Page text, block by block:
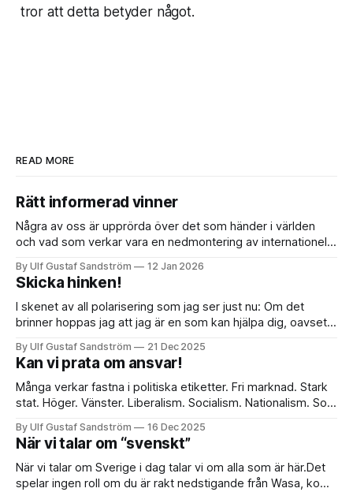
tror att detta betyder något.
READ MORE
Rätt informerad vinner
Några av oss är upprörda över det som händer i världen
och vad som verkar vara en nedmontering av internationell
som monterades för att stabilisera världen efter andra
världskriget. Jag tror att vi behöver tänka om
By Ulf Gustaf Sandström 12 Jan 2026
Skicka hinken!
I skenet av all polarisering som jag ser just nu: Om det
brinner hoppas jag att jag är en som kan hjälpa dig, oavsett
hoppas jag kunna behålla respekt och värdighet i samtalet.
Personligt ansvar bor för mig i det
By Ulf Gustaf Sandström 21 Dec 2025
Kan vi prata om ansvar!
Många verkar fastna i politiska etiketter. Fri marknad. Stark
stat. Höger. Vänster. Liberalism. Socialism. Nationalism. Som
vi bär på rockslaget. Jag tror vår framtid avgörs i en enklare
och kanske obekväm fråga: vem bär ansvar när människor
skadas, när
By Ulf Gustaf Sandström 16 Dec 2025
När vi talar om “svenskt”
När vi talar om Sverige i dag talar vi om alla som är här.Det
spelar ingen roll om du är rakt nedstigande från Wasa, kom